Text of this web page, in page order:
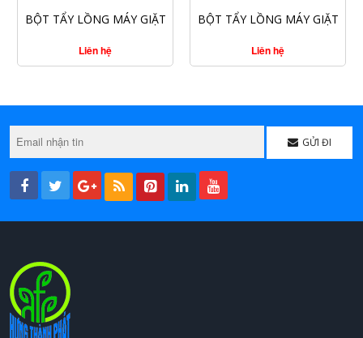
BỘT TẨY LỒNG MÁY GIẶT
Liên hệ
BỘT TẨY LỒNG MÁY GIẶT
Liên hệ
GỬI ĐI